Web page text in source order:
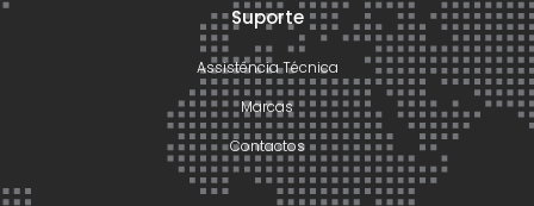
Suporte
Assistência Técnica
Marcas
Contactos